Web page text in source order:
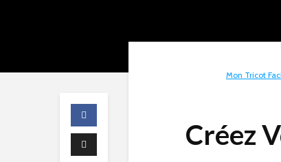
Mon Tricot
Créez